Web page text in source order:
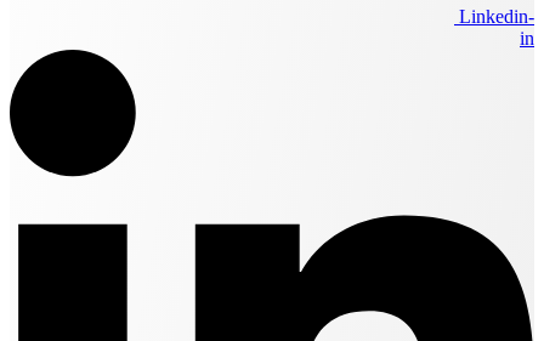
Linkedin-
in